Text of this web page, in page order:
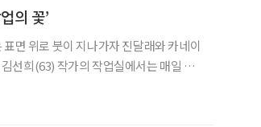
의 꽃’
면 위로 붓이 지나가자 진달래와 카네이
선희(63) 작가의 작업실에서는 매일 이